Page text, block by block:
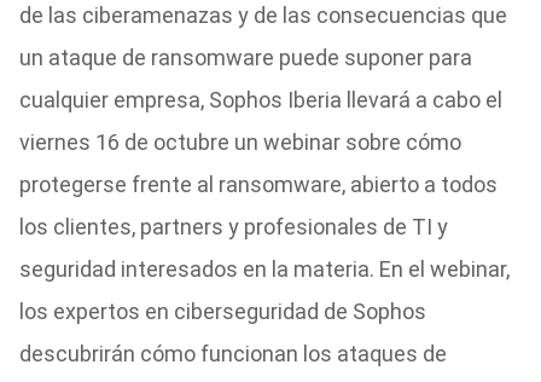
de las ciberamenazas y de las consecuencias que
un ataque de ransomware puede suponer para
cualquier empresa, Sophos Iberia llevará a cabo el
viernes 16 de octubre un webinar sobre cómo
protegerse frente al ransomware, abierto a todos
los clientes, partners y profesionales de TI y
seguridad interesados en la materia. En el webinar,
los expertos en ciberseguridad de Sophos
descubrirán cómo funcionan los ataques de